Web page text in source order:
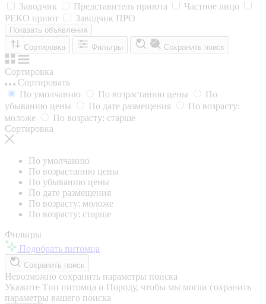
Заводчик
Представитель приюта
Частное лицо
РЕКО приют
Заводчик ПРО
Показать объявления
Сортировка
Фильтры Сохранить поиск
Сортировка
Сортировать
По умолчанию
По возрастанию цены
По
убыванию цены
По дате размещения
По возрасту:
моложе
По возрасту: старше
Сортировка
По умолчанию
По возрастанию цены
По убыванию цены
По дате размещения
По возрасту: моложе
По возрасту: старше
Фильтры
Подобрать питомца
Сохранить поиск
Невозможно сохранить параметры поиска
Укажите Тип питомца и Породу, чтобы мы могли сохранить
параметры вашего поиска